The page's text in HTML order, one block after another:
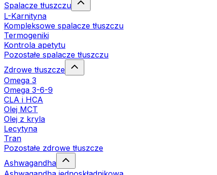
Spalacze tłuszczu
L-Karnityna
Kompleksowe spalacze tłuszczu
Termogeniki
Kontrola apetytu
Pozostałe spalacze tłuszczu
Zdrowe tłuszcze
Omega 3
Omega 3-6-9
CLA i HCA
Olej MCT
Olej z kryla
Lecytyna
Tran
Pozostałe zdrowe tłuszcze
Ashwagandha